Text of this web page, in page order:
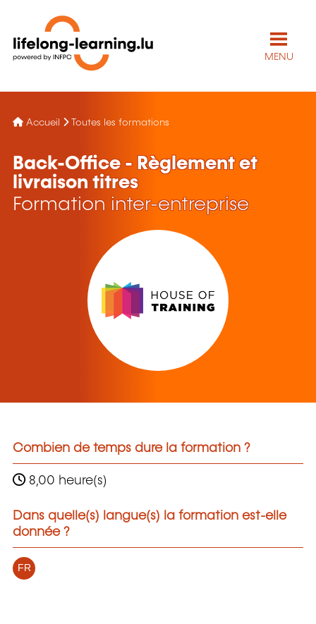
MENU
Accueil Toutes les formations
Back-Office - Règlement et
livraison titres
Formation inter-entreprise
Combien de temps dure la formation ?
8,00 heure(s)
Dans quelle(s) langue(s) la formation est-elle
donnée ?
FR